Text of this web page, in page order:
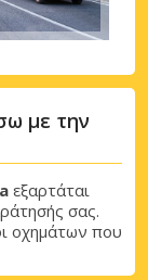
με την
εξαρτάται
σας.
οχημάτων που